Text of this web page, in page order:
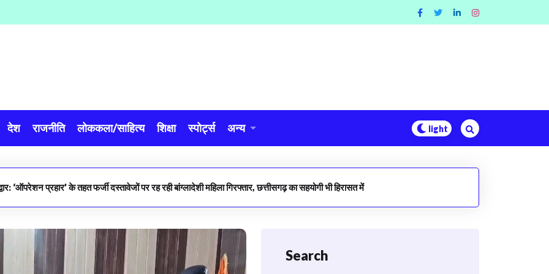
देश राजनीति लोककला/साहित्य शिक्षा स्पोर्ट्स अन्य
‘ऑपरेशन प्रहार’ के तहत फर्जी दस्तावेजों पर रह रही बांग्लादेशी महिला गिरफ्तार, छत्तीसगढ़ का सहयोगी भी हिरासत में
Search